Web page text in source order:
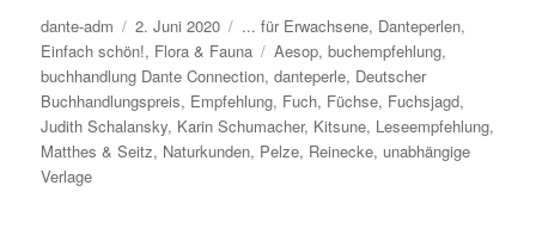
Autor
dante-adm
Veröffentlicht
am
2. Juni 2020 Kategorien
... für Erwachsene, Danteperlen,
Einfach schön!, Flora & Fauna Schlagwörter
Aesop,buchempfehlung,
buchhandlung Dante Connection,danteperle, Deutscher
Buchhandlungspreis, Empfehlung, Fuch, Füchse, Fuchsjagd,
Judith Schalansky, Karin Schumacher, Kitsune, Leseempfehlung,
Matthes & Seitz, Naturkunden, Pelze, Reinecke, unabhängige
Verlage